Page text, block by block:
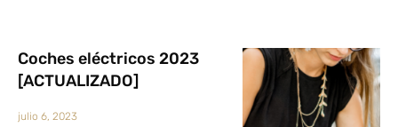
Coches eléctricos 2023
[ACTUALIZADO]
julio 6, 2023